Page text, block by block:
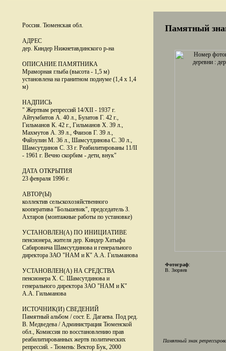
Памятный
Фотограф:
В. Зюряев
Памятный знак
Россия. Тюменская обл.
АДРЕС
дер. Киндер Нижнетавдинского р-на
ОПИСАНИЕ ПАМЯТНИКА
Мраморная глыба (высота - 1,5 м)
установлена на гранитном подиуме (1,4 х 1,4
м)
НАДПИСЬ
" Жертвам репрессий 14/ХII - 1937 г.
Айтумбитов А. 40 л., Булатов Г. 42 г.,
Гильманов К. 42 г., Гильманов Х. 39 л.,
Махмутов А. 39 л., Фаизов Г. 39 л.,
Файзулин М. 36 л., Шамсутдинова С. 30 л.,
Шамсутдинов С. 33 г. Реабилитированы 11/II
- 1961 г. Вечно скорбим - дети, внук"
ДАТА ОТКРЫТИЯ
23 февраля 1996 г.
АВТОР(Ы)
коллектив сельскохозяйственного
кооператива "Большевик", председатель З.
Ахтаров (монтажные работы по установке)
УСТАНОВЛЕН(А) ПО ИНИЦИАТИВЕ
пенсионера, жителя дер. Киндер Хатыфа
Сабировича Шамсутдинова и генерального
директора ЗАО "НАМ и К" А.А. Гильманова
УСТАНОВЛЕН(А) НА СРЕДСТВА
пенсионера Х. С. Шамсутдинова и
генерального директора ЗАО "НАМ и К"
А.А. Гильманова
ИСТОЧНИК(И) СВЕДЕНИЙ
Памятный альбом / сост. Е. Дагаева. Под ред.
В. Медведева / Администрация Тюменской
обл., Комиссия по восстановлению прав
реабилитированных жертв политических
репрессий. - Тюмень: Вектор Бук, 2000